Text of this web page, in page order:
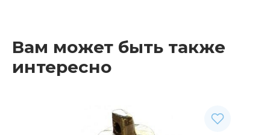
Вам может быть также
интересно